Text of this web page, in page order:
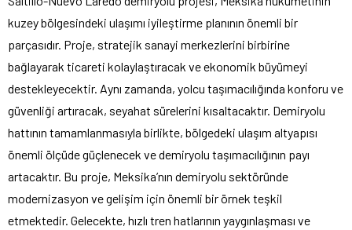
kuzey bölgesindeki ulaşımı iyileştirme planının önemli bir
parçasıdır. Proje, stratejik sanayi merkezlerini birbirine
bağlayarak ticareti kolaylaştıracak ve ekonomik büyümeyi
destekleyecektir. Aynı zamanda, yolcu taşımacılığında konforu ve
güvenliği artıracak, seyahat sürelerini kısaltacaktır. Demiryolu
hattının tamamlanmasıyla birlikte, bölgedeki ulaşım altyapısı
önemli ölçüde güçlenecek ve demiryolu taşımacılığının payı
artacaktır. Bu proje, Meksika’nın demiryolu sektöründe
modernizasyon ve gelişim için önemli bir örnek teşkil
etmektedir. Gelecekte, hızlı tren hatlarının yaygınlaşması ve